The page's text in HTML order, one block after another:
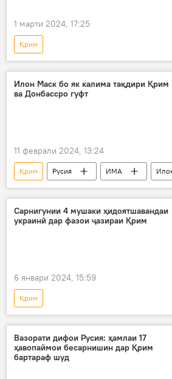
1 марти 2024, 17:25
Қрим
Дар Русия
Амният ва мудофиа
Украина
Киев
Илон Маск бо як калима тақдири Қрим
ва Донбассро гуфт
11 феврали 2024, 13:24
Қрим Русия ИМА
Украина
Донбасс
Сарнигунии 4 мушаки ҳидоятшавандаи
украинӣ дар фазои ҷазираи Қрим
6 январи 2024, 15:59
Қрим
Русия
Дар Русия
Украина
Донбасс
мушак
Вазорати дифои Русия: ҳамлаи 17
ҳавопаймои бесарнишин дар Қрим
бартараф шуд